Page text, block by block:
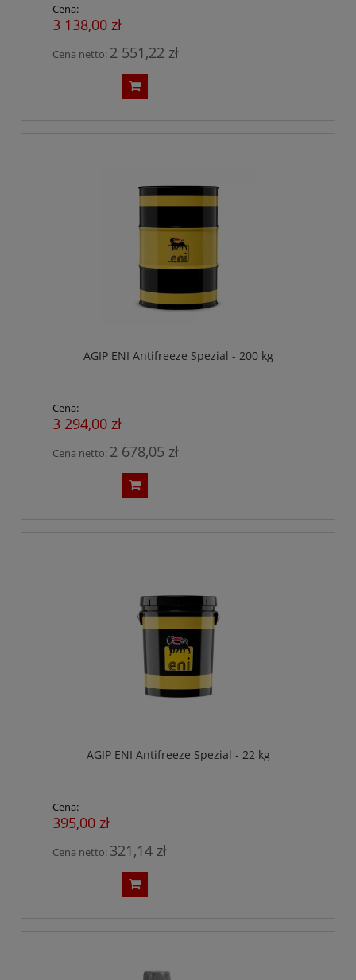
Cena:
3 138,00 zł
Cena netto: 2 551,22 zł
AGIP ENI Antifreeze Spezial - 200 kg
Cena:
3 294,00 zł
Cena netto: 2 678,05 zł
AGIP ENI Antifreeze Spezial - 22 kg
Cena:
395,00 zł
Cena netto: 321,14 zł